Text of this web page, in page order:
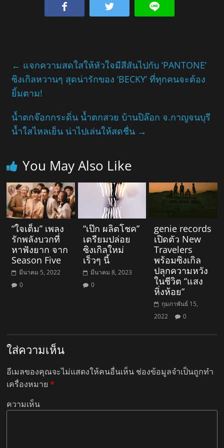
← แจกความสดใสให้หัวใจมีสีสันไปกับ ‘PANTONE’
ซิงเกิลหวานๆ สุดน่ารักของ ‘BECKY’ ที่ทุกคนจะต้อง
ยิ้มตาม!
น้ำตกจ๊อกกระดิ่น น้ำตกสวย บ้านปิล๊อก จ.กาญจนบุรี
น้ำใสไหลเย็น น่าไปเล่นให้สดชื่น →
You May Also Like
“ใจเต็ม” เพลง
รักพลังบวกที่
หาฟังยาก จาก
Season Five
มีนาคม 5, 2022
0
“เป๊ก ผลิตโชค”
เตรียมปล่อย
ซิงเกิลใหม่
เร็วๆ นี้
มีนาคม 8, 2023
0
genie records
เปิดตัว New
Travelers
พร้อมซิงเกิล
ปลุกความหวัง
ในชีวิต “แสง
หิ่งห้อย”
กุมภาพันธ์ 15,
2022
0
ใส่ความเห็น
อีเมลของคุณจะไม่แสดงให้คนอื่นเห็น ช่องข้อมูลจำเป็นถูกทำ
เครื่องหมาย*
ความเห็น